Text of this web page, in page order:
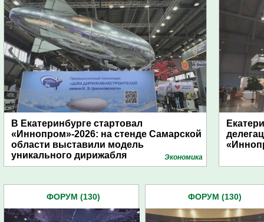
В Екатеринбурге стартовал
«Иннопром»-2026: на стенде Самарской
области выставили модель
уникального дирижабля
Экономика
ФОРУМ (130) ФОРУМ (130)